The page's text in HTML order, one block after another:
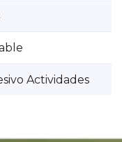
Actividades